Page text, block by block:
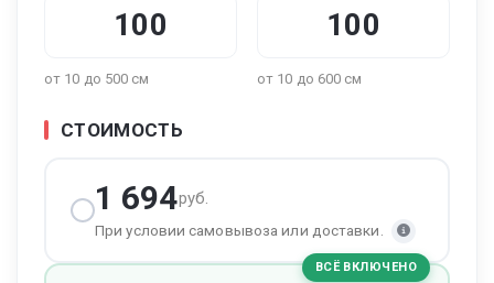
от 10 до 500 см от 10 до 600 см
СТОИМОСТЬ
1 694руб.
При условии самовывоза или доставки.
ВСЁ ВКЛЮЧЕНО